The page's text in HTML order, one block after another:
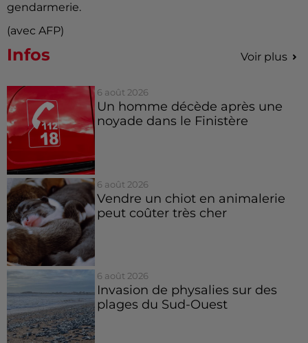
gendarmerie.
(avec AFP)
Infos Voir plus
6 août 2026
Un homme décède après une
noyade dans le Finistère
6 août 2026
Vendre un chiot en animalerie
peut coûter très cher
6 août 2026
Invasion de physalies sur des
plages du Sud-Ouest